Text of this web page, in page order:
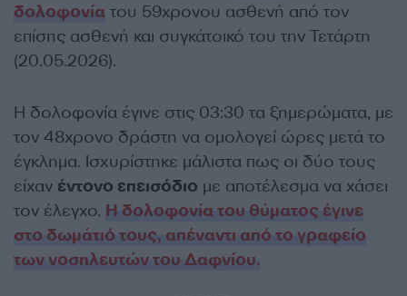
δολοφονία του 59χρονου ασθενή από τον
επίσης ασθενή και συγκάτοικό του την Τετάρτη
(20.05.2026).
Η δολοφονία έγινε στις 03:30 τα ξημερώματα, με
τον 48χρονο δράστη να ομολογεί ώρες μετά το
έγκλημα. Ισχυρίστηκε μάλιστα πως οι δύο τους
είχαν έντονο επεισόδιο με αποτέλεσμα να χάσει
τον έλεγχο. Η δολοφονία του θύματος έγινε
στο δωμάτιό τους, απέναντι από το γραφείο
των νοσηλευτών του Δαφνίου.